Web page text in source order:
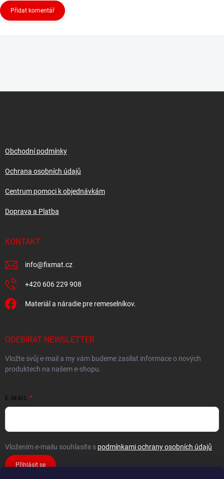
Přidat komentář
Obchodní podmínky
Ochrana osobních údajů
Centrum pomoci k objednávkám
Doprava a Platba
KONTAKT
info@fixmat.cz
+420 606 229 908
Materiál a náradie pre remeselníkov.
ODEBÍRAT NEWSLETTER
Vložte svůj e-mail a my vám budeme zasílat informace o nových
produktech na našem e-shopu.
E-MAIL
Vložením e-mailu souhlasíte s podmínkami ochrany osobních údajů
Přihlásit se